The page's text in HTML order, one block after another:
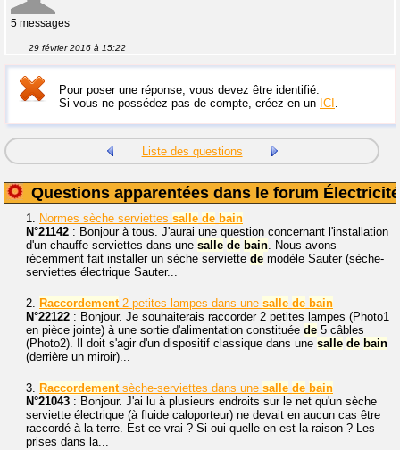
5 messages
29 février 2016 à 15:22
Pour poser une réponse, vous devez être identifié.
Si vous ne possédez pas de compte, créez-en un ICI .
Liste des questions
Questions apparentées dans le forum Électricité
1. Normes sèche serviettes salle de bain
N°21142 : Bonjour à tous. J'aurai une question concernant l'installation
d'un chauffe serviettes dans une salle de bain. Nous avons
récemment fait installer un sèche serviette de modèle Sauter (sèche-
serviettes électrique Sauter...
2. Raccordement2 petites lampes dans une salle de bain
N°22122 : Bonjour. Je souhaiterais raccorder 2 petites lampes (Photo1
en pièce jointe) à une sortie d'alimentation constituée de 5 câbles
(Photo2). Il doit s'agir d'un dispositif classique dans une salle de bain
(derrière un miroir)...
3. Raccordementsèche-serviettes dans une salle de bain
N°21043 : Bonjour. J'ai lu à plusieurs endroits sur le net qu'un sèche
serviette électrique (à fluide caloporteur) ne devait en aucun cas être
raccordé à la terre. Est-ce vrai ? Si oui quelle en est la raison ? Les
prises dans la...